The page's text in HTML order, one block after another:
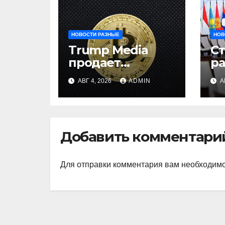
НОВОСТИ РАЗНЫЕ
Trump Media
продает
биткоины:
убыток $165 млн
АВГ 4, 2026 ADMIN
Добавить
Для отправки комментария вам